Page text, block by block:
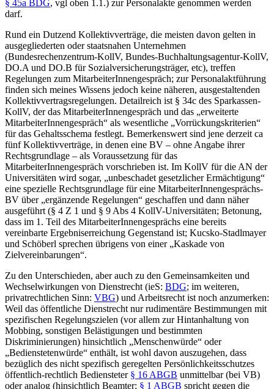
§ 45a BDG, vgl oben 1.1.) zur Personalakte genommen werden
darf.
Rund ein Dutzend Kollektivverträge, die meisten davon gelten in
ausgegliederten oder staatsnahen Unternehmen
(Bundesrechenzentrum-KollV, Bundes-Buchhaltungsagentur-KollV,
DO.A und DO.B für Sozialversicherungsträger, etc), treffen
Regelungen zum MitarbeiterInnengespräch; zur Personalaktführung
finden sich meines Wissens jedoch keine näheren, ausgestaltenden
Kollektivvertragsregelungen. Detailreich ist § 34c des Sparkassen-
KollV, der das MitarbeiterInnengespräch und das „erweiterte
MitarbeiterInnengespräch“ als wesentliche „Vorrückungskriterien“
für das Gehaltsschema festlegt. Bemerkenswert sind jene derzeit ca
fünf Kollektivverträge, in denen eine BV – ohne Angabe ihrer
Rechtsgrundlage – als Voraussetzung für das
MitarbeiterInnengespräch vorschrieben ist. Im KollV für die AN der
Universitäten wird sogar, „unbeschadet gesetzlicher Ermächtigung“
eine spezielle Rechtsgrundlage für eine MitarbeiterInnengesprächs-
BV über „ergänzende Regelungen“ geschaffen und dann näher
ausgeführt (§ 4 Z 1 und § 9 Abs 4 KollV-Universitäten; Betonung,
dass im 1. Teil des MitarbeiterInnengesprächs eine bereits
vereinbarte Ergebniserreichung Gegenstand ist; Kucsko-Stadlmayer
und Schöberl sprechen übrigens von einer „Kaskade von
Zielvereinbarungen“.
Zu den Unterschieden, aber auch zu den Gemeinsamkeiten und
Wechselwirkungen von Dienstrecht (ieS: BDG; im weiteren,
privatrechtlichen Sinn: VBG) und Arbeitsrecht ist noch anzumerken:
Weil das öffentliche Dienstrecht nur rudimentäre Bestimmungen mit
spezifischen Regelungszielen (vor allem zur Hintanhaltung von
Mobbing, sonstigen Belästigungen und bestimmten
Diskriminierungen) hinsichtlich „Menschenwürde“ oder
„Bedienstetenwürde“ enthält, ist wohl davon auszugehen, dass
bezüglich des nicht spezifisch geregelten Persönlichkeitsschutzes
öffentlich-rechtlich Bediensteter § 16 ABGB unmittelbar (bei VB)
oder analog (hinsichtlich Beamter; § 1 ABGB spricht gegen die